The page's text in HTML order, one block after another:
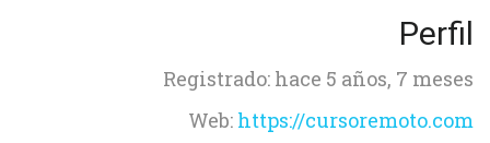
Perfil
Registrado: hace 5 años, 7 meses
Web: https://cursoremoto.com